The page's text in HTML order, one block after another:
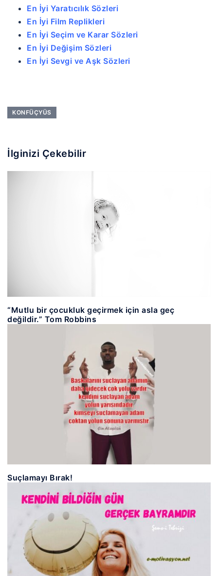
En İyi Yaratıcılık Sözleri
En İyi Film Replikleri
En İyi Seçim ve Karar Sözleri
En İyi Değişim Sözleri
En İyi Sevgi ve Aşk Sözleri
KONFÜÇYÜS
İlginizi Çekebilir
“Mutlu bir çocukluk geçirmek için asla geç
değildir.” Tom Robbins
Suçlamayı Bırak!